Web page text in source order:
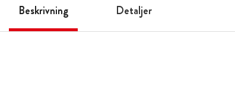
Beskrivning Detaljer